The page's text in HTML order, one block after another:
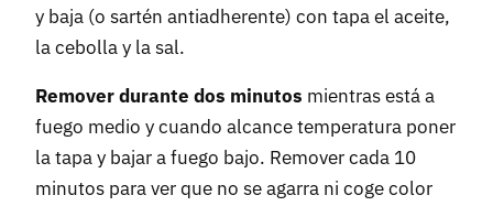
y baja (o sartén antiadherente) con tapa el aceite,
la cebolla y la sal.
Remover durante dos minutos mientras está a
fuego medio y cuando alcance temperatura poner
la tapa y bajar a fuego bajo. Remover cada 10
minutos para ver que no se agarra ni coge color